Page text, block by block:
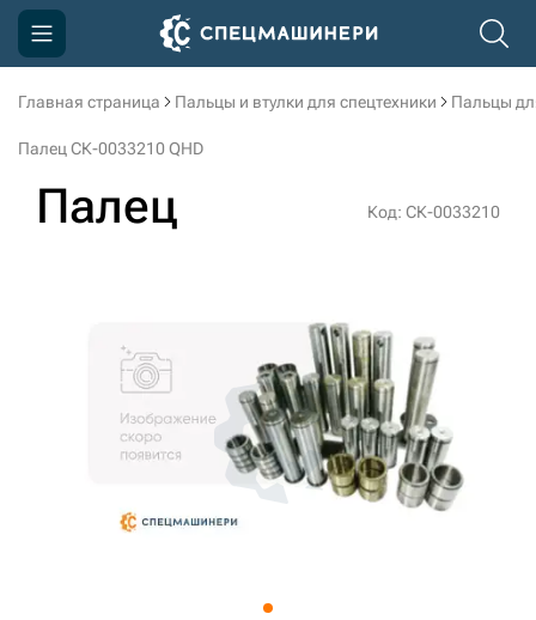
Главная страница Пальцы и втулки для спецтехники Пальцы
Палец СК-0033210 QHD
Палец Код: СК-0033210
Компания
Доставка и оплата
3D тур по производству
3D тур по складам
sksale@skdst.ru